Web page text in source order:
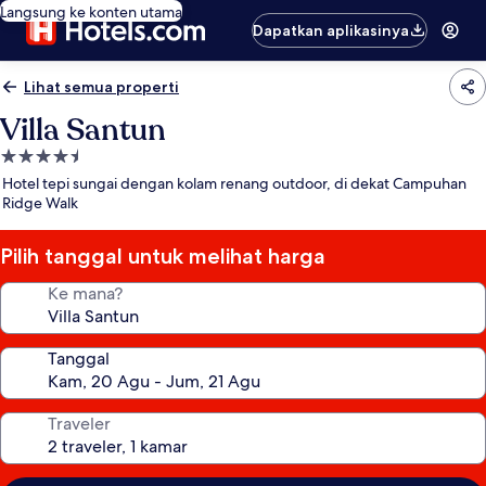
Langsung ke konten utama
Dapatkan aplikasinya
Lihat semua properti
Villa Santun
Properti
bintang
4.5
Hotel tepi sungai dengan kolam renang outdoor, di dekat Campuhan
Ridge Walk
Pilih tanggal untuk melihat harga
Ke mana?
Tanggal
Traveler